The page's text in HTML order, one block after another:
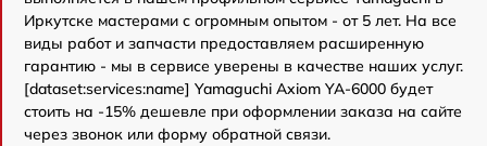
Иркутске мастерами с огромным опытом - от 5 лет. На все
виды работ и запчасти предоставляем расширенную
гарантию - мы в сервисе уверены в качестве наших услуг.
[dataset:services:name] Yamaguchi Axiom YA-6000 будет
стоить на -15% дешевле при оформлении заказа на сайте
через звонок или форму обратной связи.